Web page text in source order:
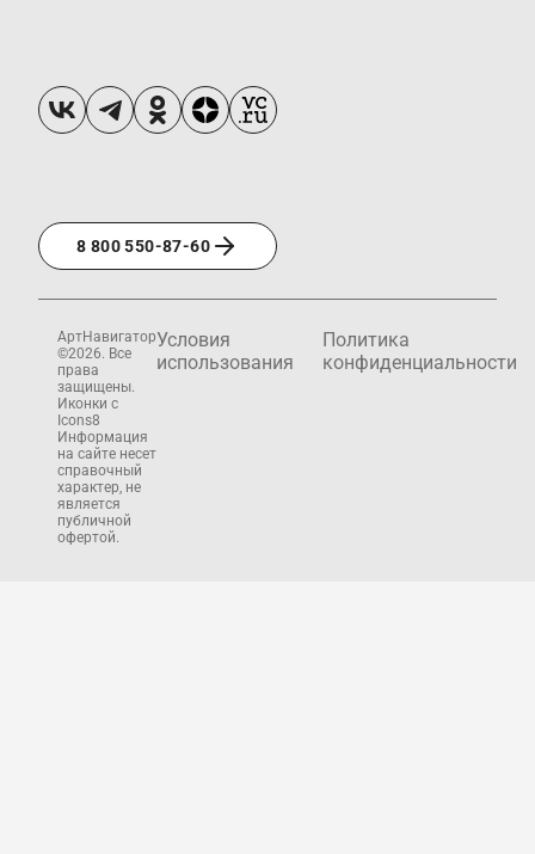
8 800 550-87-60
АртНавигатор
©2026. Все
права
защищены.
Иконки с
Icons8
Информация
на сайте несет
справочный
характер, не
является
публичной
офертой.
Условия
использования
Политика
конфиденциальности